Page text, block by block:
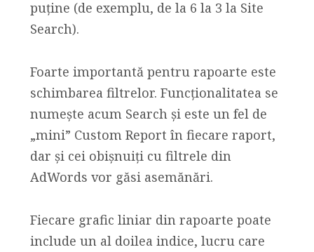
puține (de exemplu, de la 6 la 3 la Site
Search).
Foarte importantă pentru rapoarte este
schimbarea filtrelor. Funcționalitatea se
numește acum Search și este un fel de
„mini” Custom Report în fiecare raport,
dar și cei obișnuiți cu filtrele din
AdWords vor găsi asemănări.
Fiecare grafic liniar din rapoarte poate
include un al doilea indice, lucru care